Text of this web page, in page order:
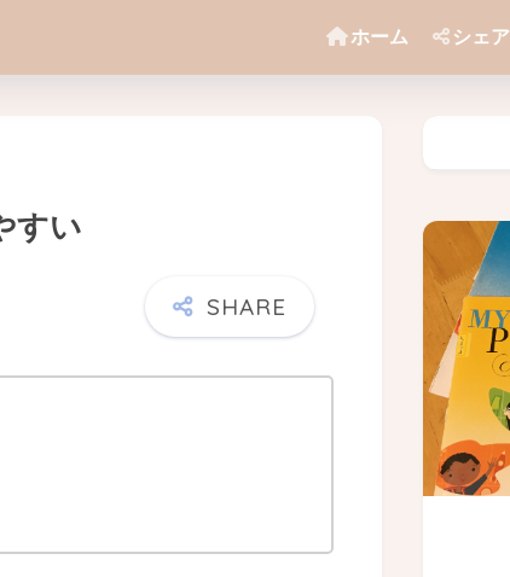
ホーム シェア
すい